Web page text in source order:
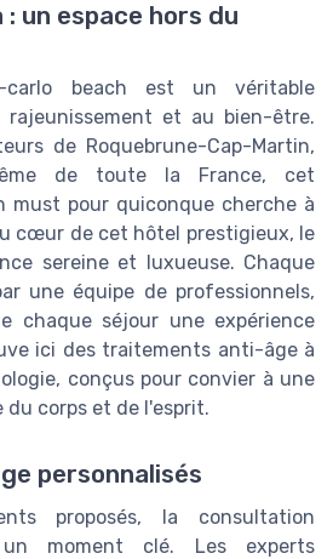
: un espace hors du
beach est un véritable
rajeunissement et au bien-être.
de Roquebrune-Cap-Martin,
de toute la France, cet
must pour quiconque cherche à
cœur de cet hôtel prestigieux, le
sereine et luxueuse. Chaque
une équipe de professionnels,
chaque séjour une expérience
ici des traitements anti-âge à
conçus pour convier à une
corps et de l'esprit.
personnalisés
proposés, la consultation
un moment clé. Les experts